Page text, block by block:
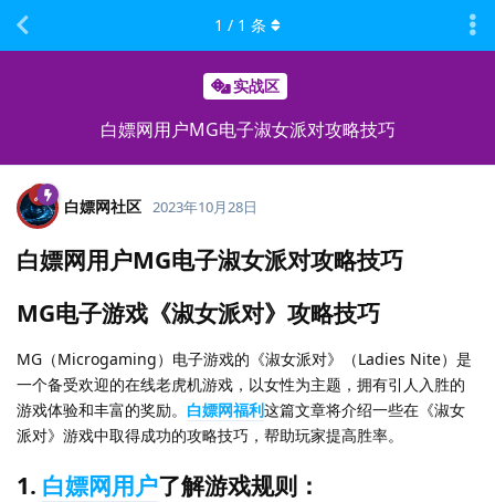
实战区
白嫖网用户MG电子淑女派对攻略技巧
1 / 1 条
白嫖网社区 2023年10月28日
白嫖网用户MG电子淑女派对攻略技巧
MG电子游戏《淑女派对》攻略技巧
MG（Microgaming）电子游戏的《淑女派对》（Ladies Nite）是
一个备受欢迎的在线老虎机游戏，以女性为主题，拥有引人入胜的
游戏体验和丰富的奖励。 白嫖网福利这篇文章将介绍一些在《淑女
派对》游戏中取得成功的攻略技巧，帮助玩家提高胜率。
1. 白嫖网用户了解游戏规则：